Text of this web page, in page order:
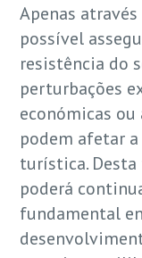
Apenas
possível
resistência do
perturbações
económicas
podem afetar
turística. Desta
poderá
fundamental